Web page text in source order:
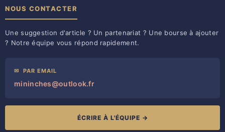
NOUS CONTACTER
Une suggestion d'article ? Un partenariat ? Une bourse à ajouter
? Notre équipe vous répond rapidement.
✉ PAR EMAIL
mininches@outlook.fr
ÉCRIRE À L'ÉQUIPE →